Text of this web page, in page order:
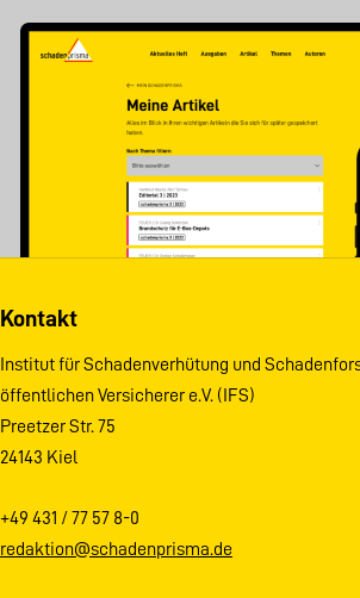
Kontakt
Institut für Schadenverhütung und
öffentlichen Versicherer e.V. (IFS)
Preetzer Str. 75
24143 Kiel
+49 431 / 77 57 8-0
redaktion@schadenprisma.de